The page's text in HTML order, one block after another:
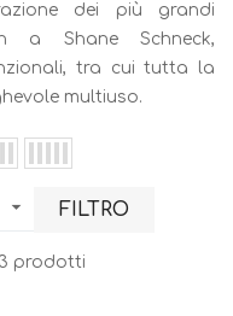
dei più grandi
a Shane Schneck,
tra cui tutta la
multiuso.
 FILTRO
prodotti